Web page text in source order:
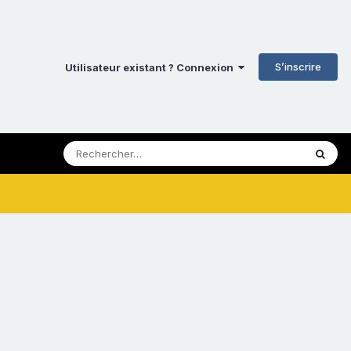
Utilisateur existant ? Connexion S’inscrire